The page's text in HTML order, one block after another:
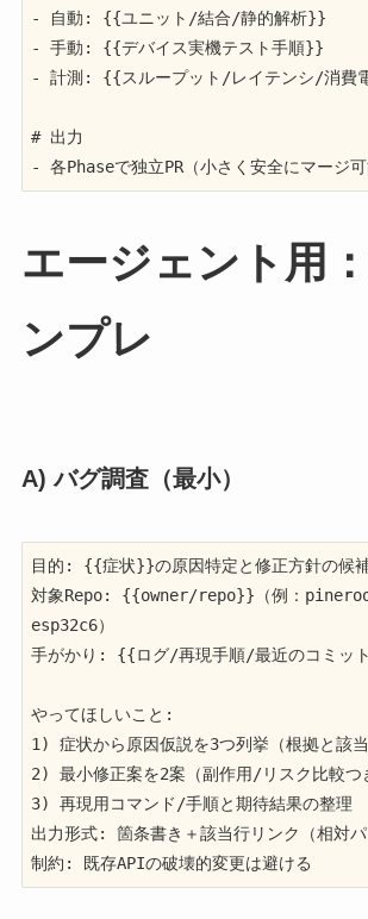
- 自動: {{ユニット/結合/静的解析}}
- 手動: {{デバイス実機テスト手順}}
- 計測: {{スループット/レイテンシ/消費
# 出力
- 各Phaseで独立PR（小さく安全にマージ可
エージェント用
ンプレ
A) バグ調査（最小）
目的: {{症状}}の原因特定と修正方針の候
対象Repo: {{owner/repo}}（例：
esp32c6）
手がかり: {{ログ/再現手順/最近のコミッ
やってほしいこと:
1) 症状から原因仮説を3つ列挙（根拠と該当
2) 最小修正案を2案（副作用/リスク比較つ
3) 再現用コマンド/手順と期待結果の整理
出力形式: 箇条書き＋該当行リンク（相対パ
制約: 既存APIの破壊的変更は避ける